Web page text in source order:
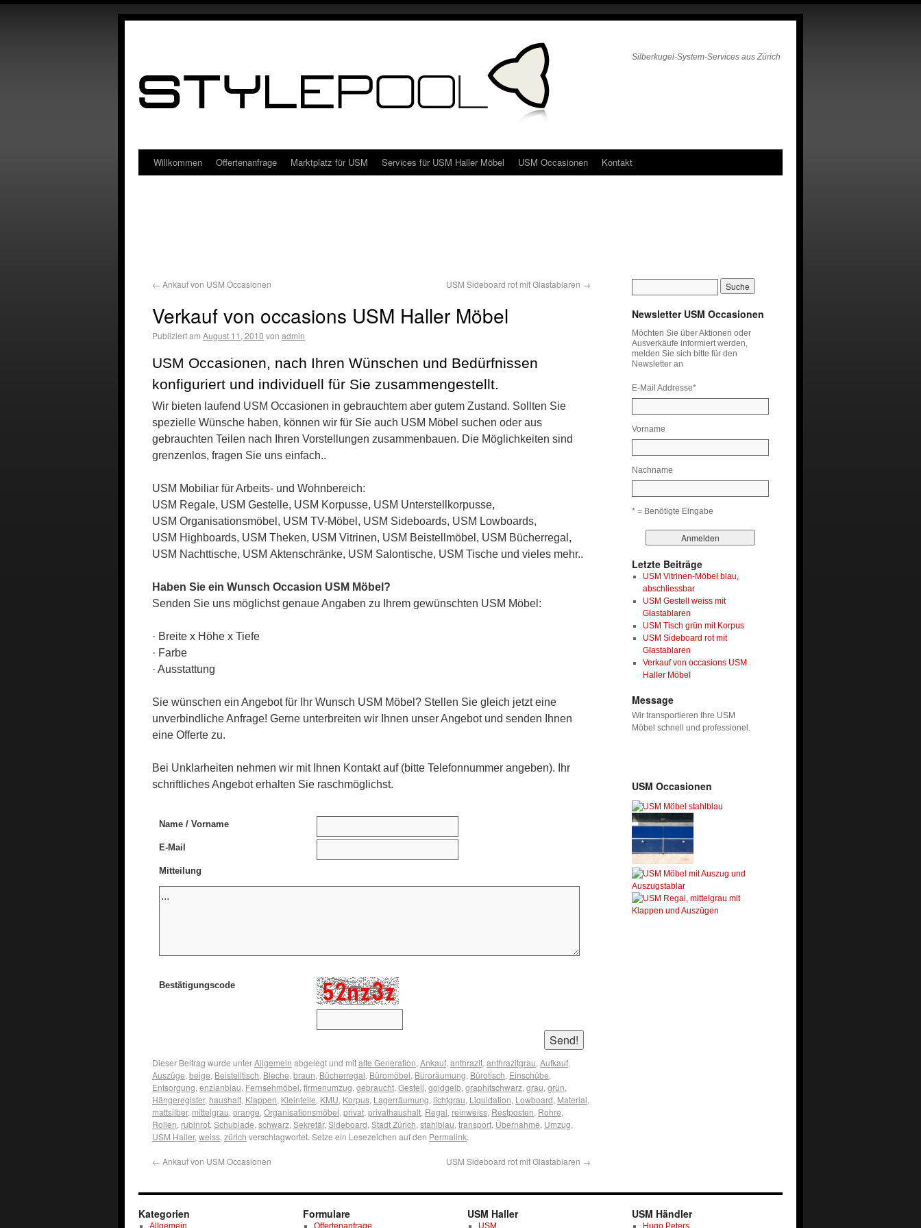
Silberkugel-System-Services aus Zürich
Willkommen Offertenanfrage Marktplatz für USM Services für USM Haller Möbel USM Occasionen Kontakt
← Ankauf von USM Occasionen USM Sideboard rot mit Glastablaren →
Verkauf von occasions USM Haller Möbel
Publiziert am August 11, 2010 von admin
USM Occasionen, nach Ihren Wünschen und Bedürfnissen
konfiguriert und individuell für Sie zusammengestellt.
Wir bieten laufend USM Occasionen in gebrauchtem aber gutem Zustand. Sollten Sie
spezielle Wünsche haben, können wir für Sie auch USM Möbel suchen oder aus
gebrauchten Teilen nach Ihren Vorstellungen zusammenbauen. Die Möglichkeiten sind
grenzenlos, fragen Sie uns einfach..
USM Mobiliar für Arbeits- und Wohnbereich:
USM Regale, USM Gestelle, USM Korpusse, USM Unterstellkorpusse,
USM Organisationsmöbel, USM TV-Möbel, USM Sideboards, USM Lowboards,
USM Highboards, USM Theken, USM Vitrinen, USM Beistellmöbel, USM Bücherregal,
USM Nachttische, USM Aktenschränke, USM Salontische, USM Tische und vieles mehr..
Haben Sie ein Wunsch Occasion USM Möbel?
Senden Sie uns möglichst genaue Angaben zu Ihrem gewünschten USM Möbel:
· Breite x Höhe x Tiefe
· Farbe
· Ausstattung
Sie wünschen ein Angebot für Ihr Wunsch USM Möbel? Stellen Sie gleich jetzt eine
unverbindliche Anfrage! Gerne unterbreiten wir Ihnen unser Angebot und senden Ihnen
eine Offerte zu.
Bei Unklarheiten nehmen wir mit Ihnen Kontakt auf (bitte Telefonnummer angeben). Ihr
schriftliches Angebot erhalten Sie raschmöglichst.
Name / Vorname
E-Mail
Mitteilung
Bestätigungscode
Dieser Beitrag wurde unterAllgemein abgelegt und mitalte Generation, Ankauf, anthrazit, anthrazitgrau, Aufkauf,
Auszüge, beige, Beistelltisch, Bleche, braun, Bücherregal, Büromöbel, Büroräumung, Bürotisch, Einschübe,
Entsorgung, enzianblau, Fernsehmöbel, firmenumzug, gebraucht, Gestell, goldgelb, graphitschwarz, grau, grün,
Hängeregister, haushalt, Klappen, Kleinteile, KMU, Korpus, Lagerräumung, lichtgrau, Liquidation, Lowboard, Material,
mattsilber, mittelgrau, orange, Organisationsmöbel, privat, privathaushalt, Regal, reinweiss, Restposten, Rohre,
Rollen, rubinrot, Schublade, schwarz, Sekretär, Sideboard, Stadt Zürich, stahlblau, transport, Übernahme, Umzug,
USM Haller, weiss, zürich verschlagwortet. Setze ein Lesezeichen auf den Permalink.
← Ankauf von USM Occasionen USM Sideboard rot mit Glastablaren →
Newsletter USM Occasionen
Möchten Sie über Aktionen oder
Ausverkäufe informiert werden,
melden Sie sich bitte für den
Newsletter an
E-Mail Addresse*
Vorname
Nachname
* = Benötigte Eingabe
Letzte Beiträge
USM Vitrinen-Möbel blau,
abschliessbar
USM Gestell weiss mit
Glastablaren
USM Tisch grün mit Korpus
USM Sideboard rot mit
Glastablaren
Verkauf von occasions USM
Haller Möbel
Message
Wir transportieren Ihre USM
Möbel schnell und professionel.
USM Occasionen
Kategorien
Allgemein
Formulare
Offertenanfrage
USM Haller
USM
USM Händler
Hugo Peters